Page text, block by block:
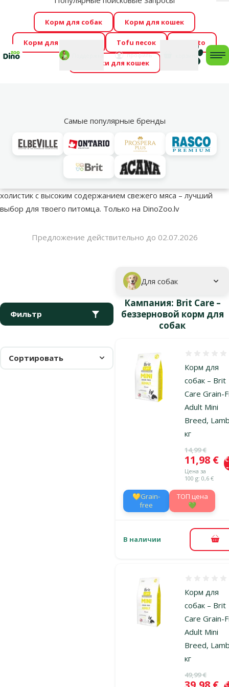
Весь месяц Dino Zoo предлагает отличные цены на
ТОП-овые корма! 🍖
→Ознакомиться!
Фотоконкурс “GADA ŪSAIŅI”! Возможно Твой питомец
станет звездой 2027 →Участвовать
Мой
профиль
Корм для собак Корм для кошек
Корм для грызунов Tofu песок Foresto
Домики для кошек
Самые популярные бренды
Brit Care – беззерновой корм для собак
холистик с высоким содержанием свежего мяса – лучший
выбор для твоего питомца. Только на DinoZoo.lv
Предложение действительно до 02.07.2026
Подкатегория
Для собак
Фильтр
Кампания: Brit Care –
беззерновой корм для
собак
Сортировать
Корм для
собак – Brit
Care Grain-
Adult Mini
Breed,
кг
Исходная
14,99 €
Цена
11,98 €
Цена за
100 g: 0,6 €
💛Grain-
free
TOП цена
💚
В наличии В
Корм для
собак – Brit
Care Grain-
Adult Mini
Breed,
кг
Исходная
49,99 €
Цена